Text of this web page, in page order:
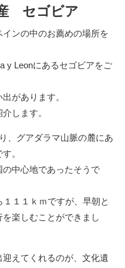
セゴビア
ンの中のお薦めの場所を
y Leonにあるセゴビアをご
があります。
します。
、グアダラマ山脈の麓にあ
。
中心地であったそうで
１１ｋｍですが、早朝と
楽しむことができまし
えてくれるのが、文化遺